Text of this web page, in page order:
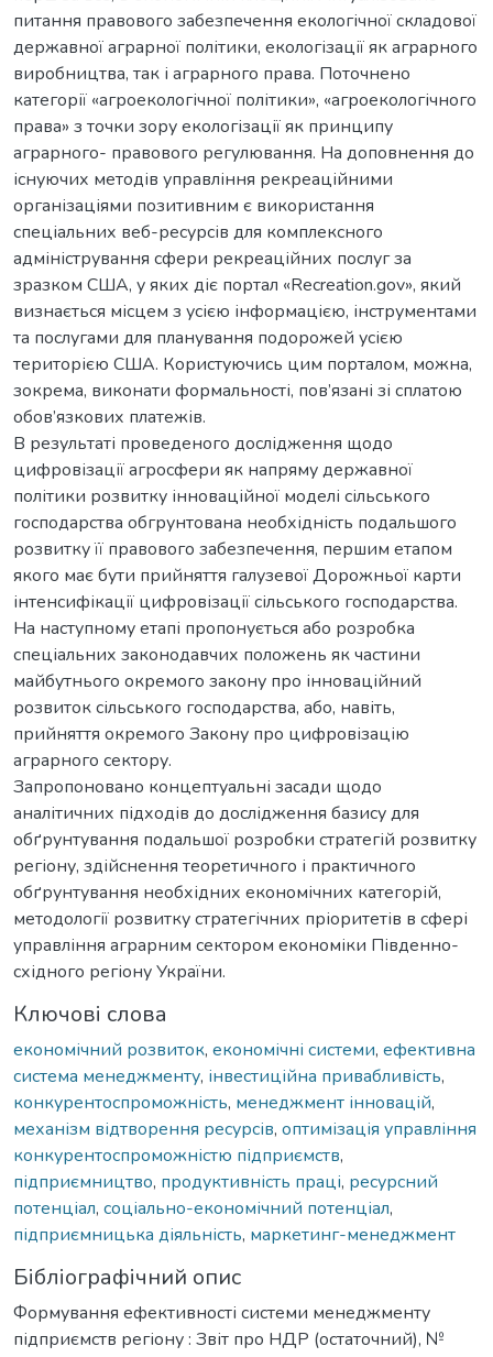
питання правового забезпечення екологічної складової
державної аграрної політики, екологізації як аграрного
виробництва, так і аграрного права. Поточнено
категорії «агроекологічної політики», «агроекологічного
права» з точки зору екологізації як принципу
аграрного- правового регулювання. На доповнення до
існуючих методів управління рекреаційними
організаціями позитивним є використання
спеціальних веб-ресурсів для комплексного
адміністрування сфери рекреаційних послуг за
зразком США, у яких діє портал «Recreation.gov», який
визнається місцем з усією інформацією, інструментами
та послугами для планування подорожей усією
територією США. Користуючись цим порталом, можна,
зокрема, виконати формальності, пов’язані зі сплатою
обов’язкових платежів.
В результаті проведеного дослідження щодо
цифровізації агросфери як напряму державної
політики розвитку інноваційної моделі сільського
господарства обгрунтована необхідність подальшого
розвитку її правового забезпечення, першим етапом
якого має бути прийняття галузевої Дорожньої карти
інтенсифікації цифровізації сільського господарства.
На наступному етапі пропонується або розробка
спеціальних законодавчих положень як частини
майбутнього окремого закону про інноваційний
розвиток сільського господарства, або, навіть,
прийняття окремого Закону про цифровізацію
аграрного сектору.
Запропоновано концептуальні засади щодо
аналітичних підходів до дослідження базису для
обґрунтування подальшої розробки стратегій розвитку
регіону, здійснення теоретичного і практичного
обґрунтування необхідних економічних категорій,
методології розвитку стратегічних пріоритетів в сфері
управління аграрним сектором економіки Південно-
східного регіону України.
Ключові слова
економічний розвиток, економічні системи, ефективна
система менеджменту, інвестиційна привабливість,
конкурентоспроможність, менеджмент інновацій,
механізм відтворення ресурсів, оптимізація управління
конкурентоспроможністю підприємств,
підприємництво, продуктивність праці, ресурсний
потенціал, соціально-економічний потенціал,
підприємницька діяльність, маркетинг-менеджмент
Бібліографічний опис
Формування ефективності системи менеджменту
підприємств регіону : Звіт про НДР (остаточний), №